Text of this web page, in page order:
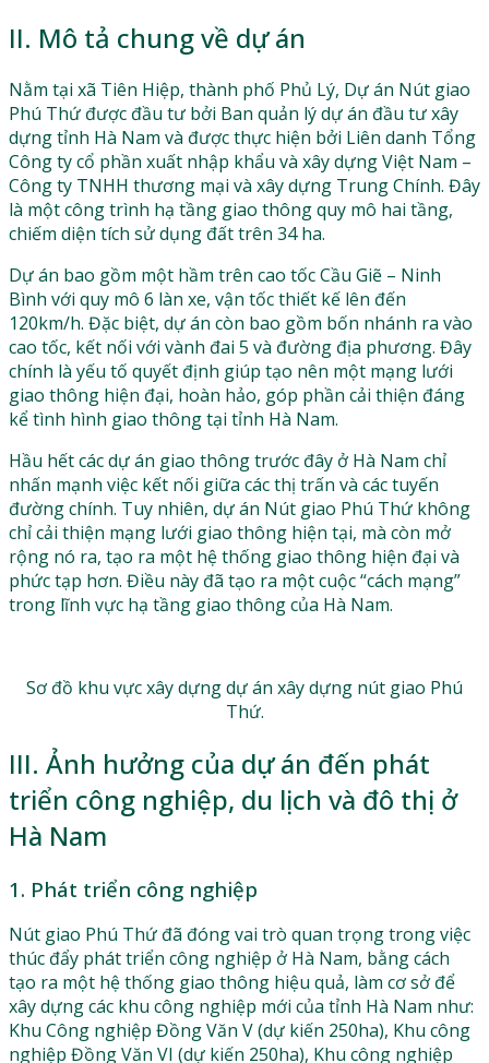
II. Mô tả chung về dự án
Nằm tại xã Tiên Hiệp, thành phố Phủ Lý, Dự án Nút giao
Phú Thứ được đầu tư bởi Ban quản lý dự án đầu tư xây
dựng tỉnh Hà Nam và được thực hiện bởi Liên danh Tổng
Công ty cổ phần xuất nhập khẩu và xây dựng Việt Nam –
Công ty TNHH thương mại và xây dựng Trung Chính. Đây
là một công trình hạ tầng giao thông quy mô hai tầng,
chiếm diện tích sử dụng đất trên 34 ha.
Dự án bao gồm một hầm trên cao tốc Cầu Giẽ – Ninh
Bình với quy mô 6 làn xe, vận tốc thiết kế lên đến
120km/h. Đặc biệt, dự án còn bao gồm bốn nhánh ra vào
cao tốc, kết nối với vành đai 5 và đường địa phương. Đây
chính là yếu tố quyết định giúp tạo nên một mạng lưới
giao thông hiện đại, hoàn hảo, góp phần cải thiện đáng
kể tình hình giao thông tại tỉnh Hà Nam.
Hầu hết các dự án giao thông trước đây ở Hà Nam chỉ
nhấn mạnh việc kết nối giữa các thị trấn và các tuyến
đường chính. Tuy nhiên, dự án Nút giao Phú Thứ không
chỉ cải thiện mạng lưới giao thông hiện tại, mà còn mở
rộng nó ra, tạo ra một hệ thống giao thông hiện đại và
phức tạp hơn. Điều này đã tạo ra một cuộc “cách mạng”
trong lĩnh vực hạ tầng giao thông của Hà Nam.
Sơ đồ khu vực xây dựng dự án xây dựng nút giao Phú
Thứ.
III. Ảnh hưởng của dự án đến phát
triển công nghiệp, du lịch và đô thị ở
Hà Nam
1. Phát triển công nghiệp
Nút giao Phú Thứ đã đóng vai trò quan trọng trong việc
thúc đẩy phát triển công nghiệp ở Hà Nam, bằng cách
tạo ra một hệ thống giao thông hiệu quả, làm cơ sở để
xây dựng các khu công nghiệp mới của tỉnh Hà Nam như:
Khu Công nghiệp Đồng Văn V (dự kiến 250ha), Khu công
nghiệp Đồng Văn VI (dự kiến 250ha), Khu công nghiệp